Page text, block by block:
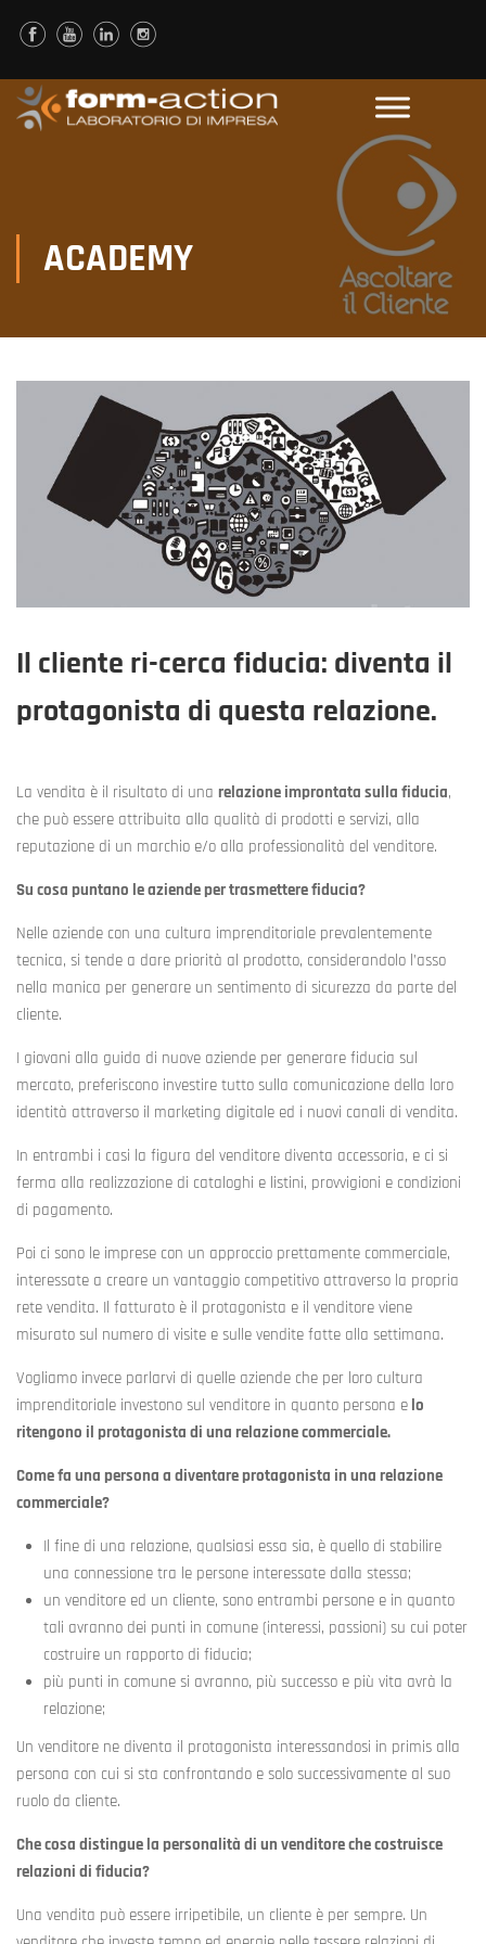
ACADEMY
Il cliente ri-cerca fiducia: diventa il
protagonista di questa relazione.
La vendita è il risultato di una relazione improntata sulla fiducia,
che può essere attribuita alla qualità di prodotti e servizi, alla
reputazione di un marchio e/o alla professionalità del venditore.
Su cosa puntano le aziende per trasmettere fiducia?
Nelle aziende con una cultura imprenditoriale prevalentemente
tecnica, si tende a dare priorità al prodotto, considerandolo l’asso
nella manica per generare un sentimento di sicurezza da parte del
cliente.
I giovani alla guida di nuove aziende per generare fiducia sul
mercato, preferiscono investire tutto sulla comunicazione della loro
identità attraverso il marketing digitale ed i nuovi canali di vendita.
In entrambi i casi la figura del venditore diventa accessoria, e ci si
ferma alla realizzazione di cataloghi e listini, provvigioni e condizioni
di pagamento.
Poi ci sono le imprese con un approccio prettamente commerciale,
interessate a creare un vantaggio competitivo attraverso la propria
rete vendita. Il fatturato è il protagonista e il venditore viene
misurato sul numero di visite e sulle vendite fatte alla settimana.
Vogliamo invece parlarvi di quelle aziende che per loro cultura
imprenditoriale investono sul venditore in quanto persona e lo
ritengono il protagonista di una relazione commerciale.
Come fa una persona a diventare protagonista in una relazione
commerciale?
Il fine di una relazione, qualsiasi essa sia, è quello di stabilire
una connessione tra le persone interessate dalla stessa;
un venditore ed un cliente, sono entrambi persone e in quanto
tali avranno dei punti in comune (interessi, passioni) su cui poter
costruire un rapporto di fiducia;
più punti in comune si avranno, più successo e più vita avrà la
relazione;
Un venditore ne diventa il protagonista interessandosi in primis alla
persona con cui si sta confrontando e solo successivamente al suo
ruolo da cliente.
Che cosa distingue la personalità di un venditore che costruisce
relazioni di fiducia?
Una vendita può essere irripetibile, un cliente è per sempre. Un